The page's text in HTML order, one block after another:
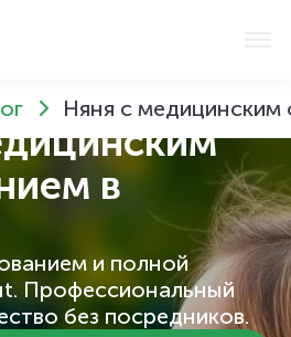
Няня с
в
и полной
Профессиональный
без посредников.